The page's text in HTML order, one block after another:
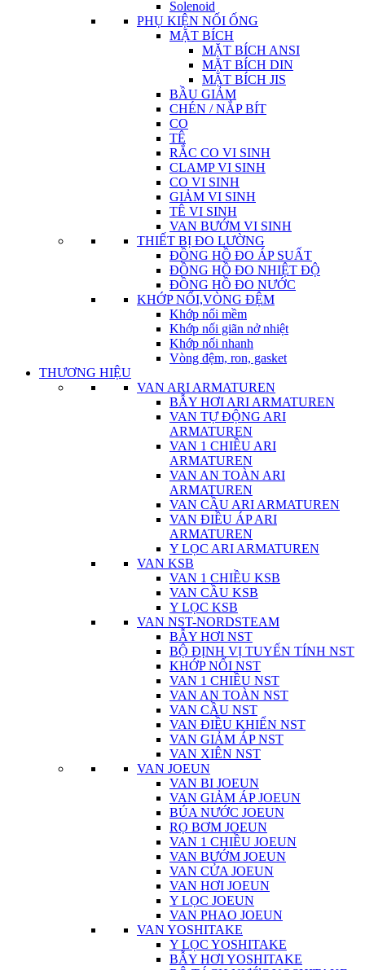
Solenoid
PHỤ KIỆN NỐI ỐNG
MẶT BÍCH
MẶT BÍCH ANSI
MẶT BÍCH DIN
MẶT BÍCH JIS
BẦU GIẢM
CHÉN / NẮP BÍT
CO
TÊ
RẮC CO VI SINH
CLAMP VI SINH
CO VI SINH
GIẢM VI SINH
TÊ VI SINH
VAN BƯỚM VI SINH
THIẾT BỊ ĐO LƯỜNG
ĐỒNG HỒ ĐO ÁP SUẤT
ĐỒNG HỒ ĐO NHIỆT ĐỘ
ĐỒNG HỒ ĐO NƯỚC
KHỚP NỐI,VÒNG ĐỆM
Khớp nối mềm
Khớp nối giãn nở nhiệt
Khớp nối nhanh
Vòng đệm, ron, gasket
THƯƠNG HIỆU
VAN ARI ARMATUREN
BẪY HƠI ARI ARMATUREN
VAN TỰ ĐỘNG ARI
ARMATUREN
VAN 1 CHIỀU ARI
ARMATUREN
VAN AN TOÀN ARI
ARMATUREN
VAN CẦU ARI ARMATUREN
VAN ĐIỀU ÁP ARI
ARMATUREN
Y LỌC ARI ARMATUREN
VAN KSB
VAN 1 CHIỀU KSB
VAN CẦU KSB
Y LỌC KSB
VAN NST-NORDSTEAM
BẪY HƠI NST
BỘ ĐỊNH VỊ TUYẾN TÍNH NST
KHỚP NỐI NST
VAN 1 CHIỀU NST
VAN AN TOÀN NST
VAN CẦU NST
VAN ĐIỀU KHIỂN NST
VAN GIẢM ÁP NST
VAN XIÊN NST
VAN JOEUN
VAN BI JOEUN
VAN GIẢM ÁP JOEUN
BÚA NƯỚC JOEUN
RỌ BƠM JOEUN
VAN 1 CHIỀU JOEUN
VAN BƯỚM JOEUN
VAN CỬA JOEUN
VAN HƠI JOEUN
Y LỌC JOEUN
VAN PHAO JOEUN
VAN YOSHITAKE
Y LỌC YOSHITAKE
BẪY HƠI YOSHITAKE